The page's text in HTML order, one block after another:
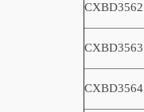
CXBD3562
CXBD3563
CXBD3564